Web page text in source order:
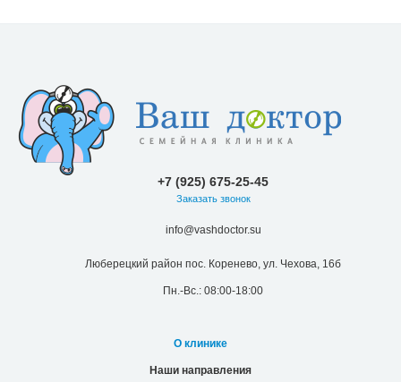
+7 (925) 675-25-45
Заказать звонок
info@vashdoctor.su
Люберецкий район пос. Коренево, ул. Чехова, 16б
Пн.-Вс.: 08:00-18:00
О клинике
Наши направления